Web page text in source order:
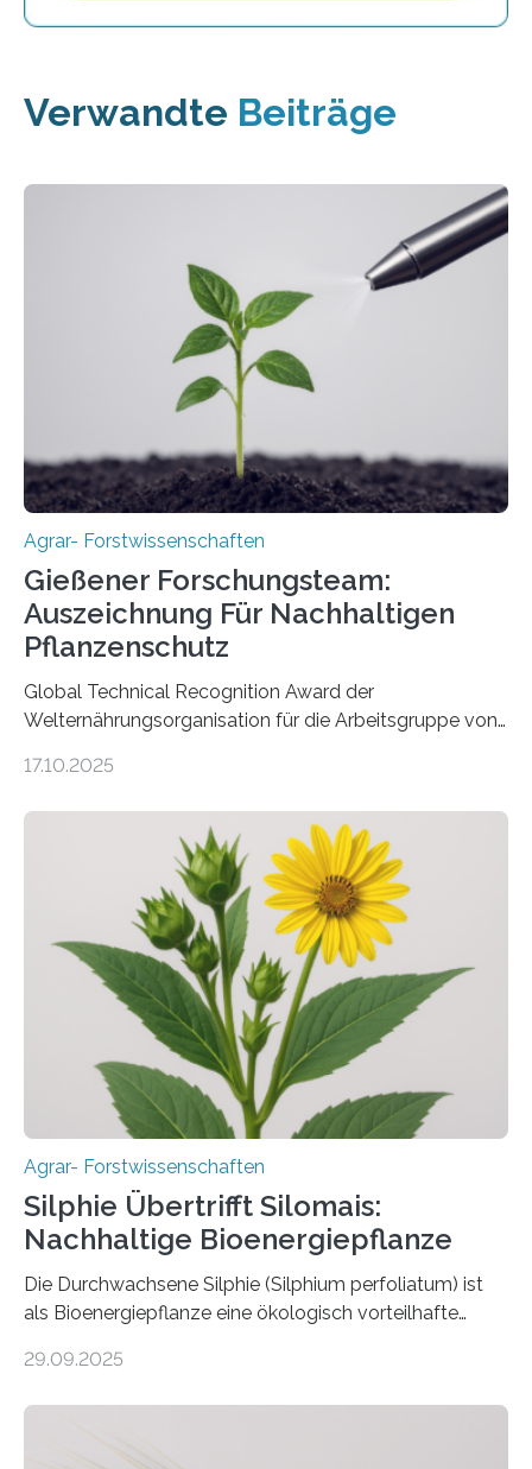
Verwandte Beiträge
Agrar- Forstwissenschaften
Gießener Forschungsteam:
Auszeichnung Für Nachhaltigen
Pflanzenschutz
Global Technical Recognition Award der
Welternährungsorganisation für die Arbeitsgruppe von
Insektenbiotechnologie der JLU Insekten spielen eine
aber Krankheiten übertragen und der Landwirtschaft
und dem Gartenbau erhebliche Schäden zufügen. Es ist
daher entscheidend, Schadinsekten effektiv zu
bekämpfen, während gleichzeitig nützliche Insekten
erhalten bleiben. An der Justus-Liebig-Universität
Gießen (JLU) erforscht die Arbeitsgruppe von Prof. Dr.
Marc F. Schetelig am Institut für
Insektenbiotechnologie neue biologische und
biotechnologische Verfahren zur…
17.10.2025
Agrar- Forstwissenschaften
Silphie Übertrifft Silomais:
Nachhaltige Bioenergiepflanze
Die Durchwachsene Silphie (Silphium perfoliatum) ist
als Bioenergiepflanze eine ökologisch vorteilhafte
mehrjährigen Vergleichsstudie von Forschenden der
nach nachhaltigen Alternativen zur Energiegewinnung
29.09.2025